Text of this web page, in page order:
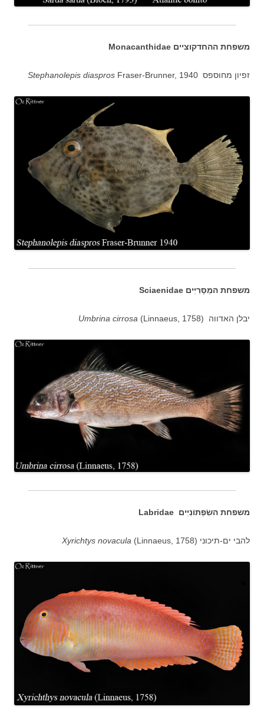
משפחת ההחדקוציים Monacanthidae
זפיון מחוספס Stephanolepis diaspros Fraser-Brunner, 1940
משפחת המַסָּרִיִּים
יבלן האדווה ( Umbrina cirrosa (Linnaeus, 1758
משפחת השִׂפְתוֹנִיִּים Labridae
להבי ים-תיכוני ( Xyrichtys novacula (Linnaeus, 1758